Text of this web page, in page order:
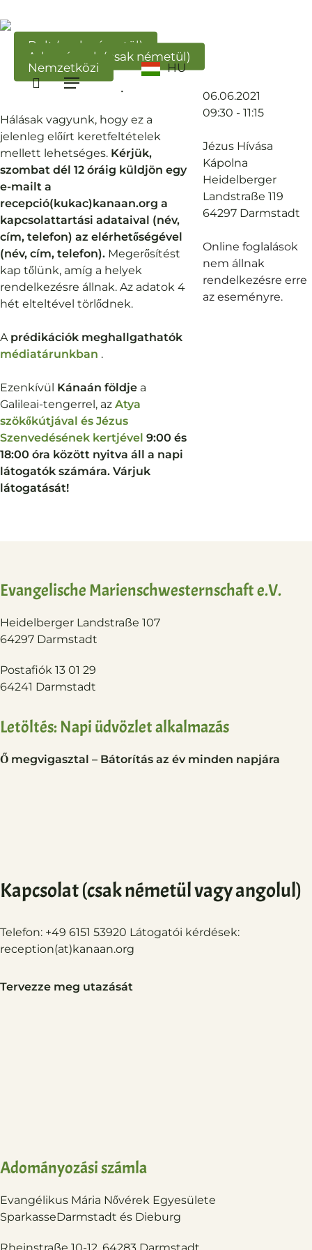
a
tartalomra
Bolt (csak németül)
Adományok (csak németül)
Nemzetközi
HU
keresés
Menü
Június 6-án, vasárnap 9:30-kor
istentiszteletet ünnepelünk.
Hálásak vagyunk, hogy ez a
jelenleg előírt keretfeltételek
mellett lehetséges. Kérjük,
szombat dél 12 óráig küldjön egy
e-mailt a
recepció(kukac)kanaan.org a
kapcsolattartási adataival (név,
cím, telefon) az elérhetőségével
(név, cím, telefon). Megerősítést
kap tőlünk, amíg a helyek
rendelkezésre állnak. Az adatok 4
hét elteltével törlődnek.
A prédikációk meghallgathatók
médiatárunkban .
Ezenkívül Kánaán földje a
Galileai-tengerrel, az Atya
szökőkútjával és Jézus
Szenvedésének kertjével 9:00 és
18:00 óra között nyitva áll a napi
látogatók számára. Várjuk
látogatását!
Információ
06.06.2021
09:30 - 11:15
Jézus Hívása
Kápolna
Heidelberger
Landstraße 119
64297 Darmstadt
Online foglalások
nem állnak
rendelkezésre erre
az eseményre.
Evangelische Marienschwesternschaft e.V.
Heidelberger Landstraße 107
64297 Darmstadt
Postafiók 13 01 29
64241 Darmstadt
Letöltés: Napi üdvözlet alkalmazás
Ő megvigasztal – Bátorítás az év minden napjára
Kapcsolat (csak németül vagy angolul)
Telefon: +49 6151 53920 Látogatói kérdések:
reception(at)kanaan.org
Tervezze meg utazását
Adományozási számla
Evangélikus Mária Nővérek Egyesülete
SparkasseDarmstadt és Dieburg